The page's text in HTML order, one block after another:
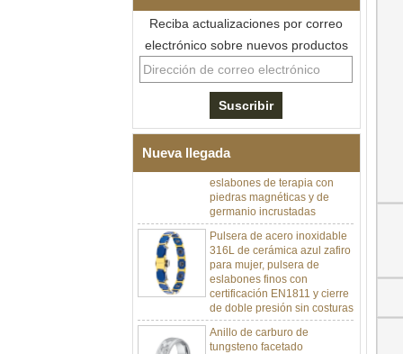
Reciba actualizaciones por correo
electrónico sobre nuevos productos
Nueva llegada
Pulsera de eslabones I de
cerámica con circonita negra
para hombre, cierre
empuje 316L, pulsera de
eslabones de terapia con
piedras magnéticas y de
germanio incrustadas
Pulsera de acero inoxidable
316L de cerámica azul zafiro
para mujer, pulsera de
eslabones finos con
certificación EN1811 y cierre
de doble presión sin costuras
Anillo de carburo de
tungsteno facetado
martillado para hombre,